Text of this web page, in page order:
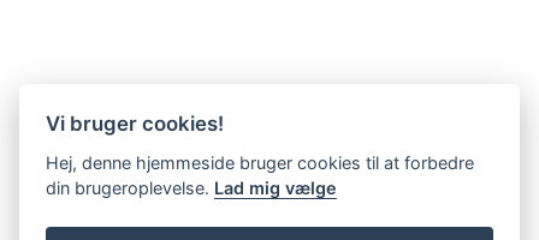
Vi bruger cookies!
Hej, denne hjemmeside bruger cookies til at forbedre
din brugeroplevelse. Lad mig vælge